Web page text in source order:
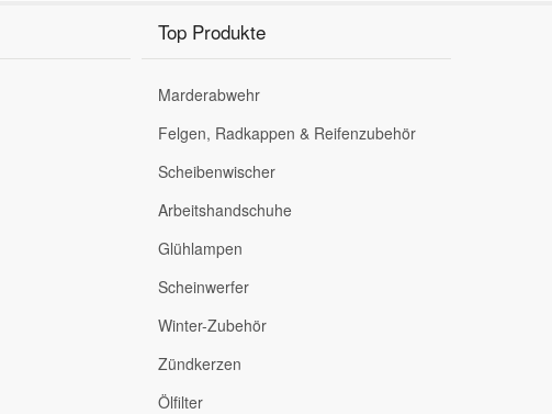
Top Produkte
Marderabwehr
Felgen, Radkappen & Reifenzubehör
Scheibenwischer
Arbeitshandschuhe
Glühlampen
Scheinwerfer
Winter-Zubehör
Zündkerzen
Ölfilter